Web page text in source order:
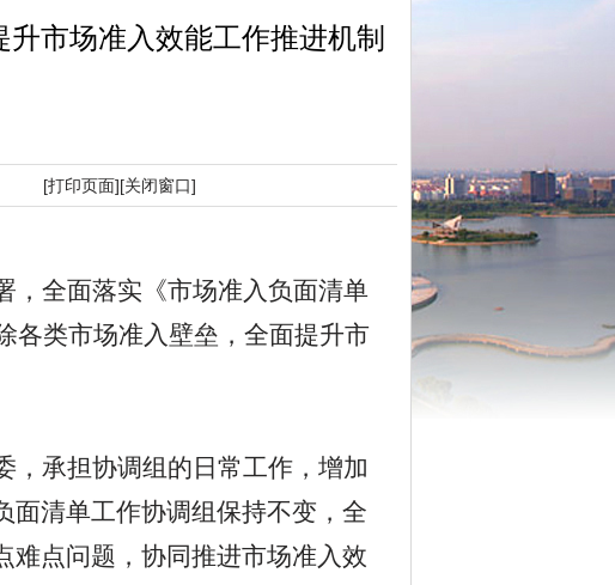
市场准入效能工作推进机制
科 [打印页面][关闭窗口]
，全面落实《市场准入负面清单
各类市场准入壁垒， 全面提升市
，承担协调组的日常工作，增加
面清单工作协调组保持不变，全
难点问题，协同推进市场准入效